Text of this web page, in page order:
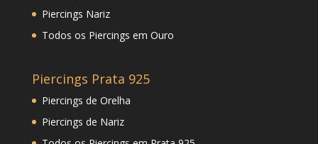
Piercings Nariz
Todos os Piercings em Ouro
Piercings Prata 925
Piercings de Orelha
Piercings de Nariz